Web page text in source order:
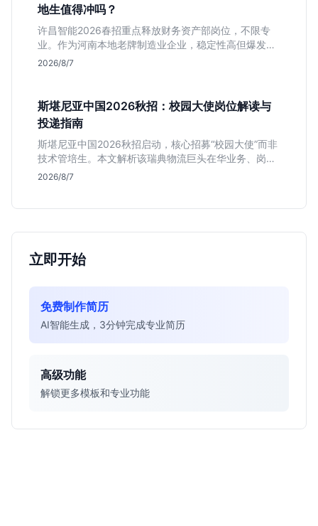
地生值得冲吗？
许昌智能2026春招重点释放财务资产部岗位，不限专
业。作为河南本地老牌制造业企业，稳定性高但爆发涨
薪机会少。适合想在本地积累工业场景经验的应届生。
2026/8/7
斯堪尼亚中国2026秋招：校园大使岗位解读与
投递指南
斯堪尼亚中国2026秋招启动，核心招募“校园大使”而非
技术管培生。本文解析该瑞典物流巨头在华业务、岗位
真实职责及不限专业背后的竞争逻辑，助你判断是否值
2026/8/7
立即开始
免费制作简历
AI智能生成，3分钟完成专业简历
高级功能
解锁更多模板和专业功能